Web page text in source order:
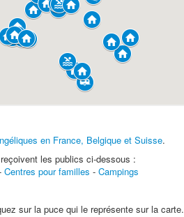
en France, Belgique et Suisse.
les publics ci-dessous :
Centres pour familles - Campings
sur la puce qui le représente sur la carte.